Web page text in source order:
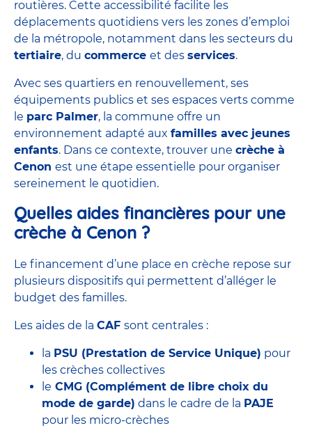
routières. Cette accessibilité facilite les
déplacements quotidiens vers les zones d’emploi
de la métropole, notamment dans les secteurs du
tertiaire, du commerce et des services.
Avec ses quartiers en renouvellement, ses
équipements publics et ses espaces verts comme
le parc Palmer, la commune offre un
environnement adapté aux familles avec jeunes
enfants. Dans ce contexte, trouver une crèche à
Cenon est une étape essentielle pour organiser
sereinement le quotidien.
Quelles aides financières pour une
crèche à Cenon ?
Le financement d’une place en crèche repose sur
plusieurs dispositifs qui permettent d’alléger le
budget des familles.
Les aides de la CAF sont centrales :
la PSU (Prestation de Service Unique) pour
les crèches collectives
le CMG (Complément de libre choix du
mode de garde) dans le cadre de la PAJE
pour les micro-crèches